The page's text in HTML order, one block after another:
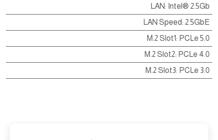
LAN: Intel® 2.5Gb
LAN Speed: 2.5GbE
M.2 Slot1: PCLe 5.0
M.2 Slot2: PCLe 4.0
M.2 Slot3: PCLe 3.0